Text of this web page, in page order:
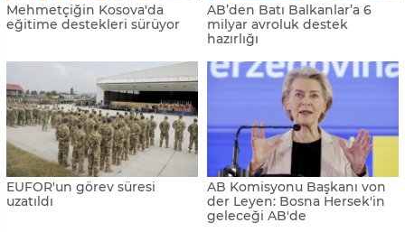
Mehmetçiğin Kosova'da
eğitime destekleri sürüyor
AB’den Batı Balkanlar’a 6
milyar avroluk destek
hazırlığı
EUFOR'un görev süresi
uzatıldı
AB Komisyonu Başkanı von
der Leyen: Bosna Hersek'in
geleceği AB'de